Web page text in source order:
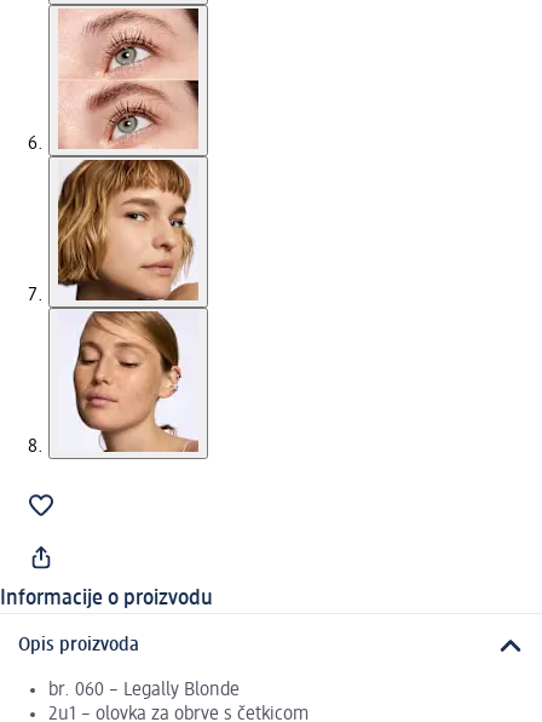
Informacije o proizvodu
Opis proizvoda
br. 060 – Legally Blonde
2u1 – olovka za obrve s četkicom